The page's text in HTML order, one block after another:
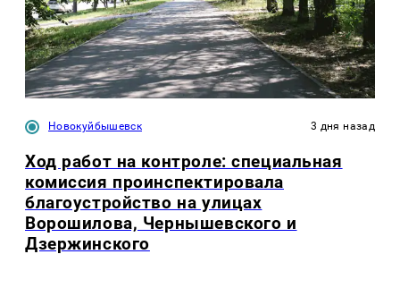
Новокуйбышевск 3 дня назад
Ход работ на контроле: специальная
комиссия проинспектировала
благоустройство на улицах
Ворошилова, Чернышевского и
Дзержинского